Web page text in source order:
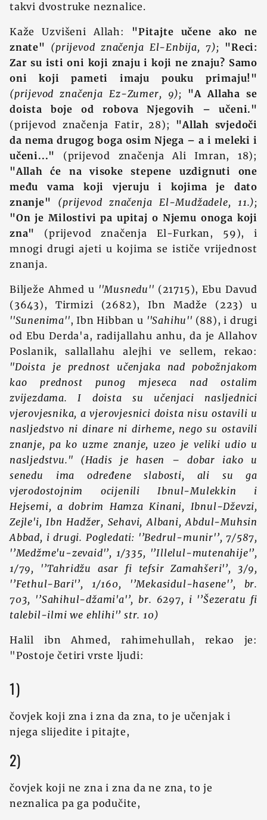
takvi dvostruke neznalice.
Kaže Uzvišeni Allah: "Pitajte učene ako ne
znate" (prijevod značenja El-Enbija, 7); "Reci:
Zar su isti oni koji znaju i koji ne znaju? Samo
oni koji pameti imaju pouku primaju!"
(prijevod značenja Ez-Zumer, 9); "A Allaha se
doista boje od robova Njegovih – učeni."
(prijevod značenja Fatir, 28); "Allah svjedoči
da nema drugog boga osim Njega – a i meleki i
učeni..."
(prijevod značenja Ali Imran, 18);
"Allah će na visoke stepene uzdignuti one
među vama koji vjeruju i kojima je dato
znanje" (prijevod značenja El-Mudžadele, 11.);
"On je Milostivi pa upitaj o Njemu onoga koji
zna"
(prijevod značenja El-Furkan, 59), i
mnogi drugi ajeti u kojima se ističe vrijednost
znanja.
Bilježe Ahmed u ''Musnedu'' (21715), Ebu Davud
(3643), Tirmizi (2682), Ibn Madže (223) u
''Sunenima'', Ibn Hibban u ''Sahihu'' (88), i drugi
od Ebu Derda'a, radijallahu anhu, da je Allahov
Poslanik, sallallahu alejhi ve sellem, rekao:
"Doista je prednost učenjaka nad pobožnjakom
kao prednost punog mjeseca nad ostalim
zvijezdama. I doista su učenjaci nasljednici
vjerovjesnika, a vjerovjesnici doista nisu ostavili u
nasljedstvo ni dinare ni dirheme, nego su ostavili
znanje, pa ko uzme znanje, uzeo je veliki udio u
nasljedstvu."
(Hadis je hasen – dobar iako u
senedu ima određene slabosti, ali su ga
vjerodostojnim ocijenili Ibnul-Mulekkin i
Hejsemi, a dobrim Hamza Kinani, Ibnul-Dževzi,
Zejle'i, Ibn Hadžer, Sehavi, Albani, Abdul-Muhsin
Abbad, i drugi. Pogledati: '’Bedrul-munir'’, 7/587,
'’Medžme'u-zevaid'’, 1/335, '’Illelul-mutenahije'’,
1/79, '’Tahridžu asar fi tefsir Zamahšeri'’, 3/9,
'’Fethul-Bari'’, 1/160, '’Mekasidul-hasene'’, br.
703, '’Sahihul-džami'a'’, br. 6297, i '’Šezeratu fi
talebil-ilmi we ehlihi'’ str. 10)
Halil ibn Ahmed, rahimehullah, rekao je:
"Postoje četiri vrste ljudi:
1)
čovjek koji zna i zna da zna, to je učenjak i
njega slijedite i pitajte,
2)
čovjek koji ne zna i zna da ne zna, to je
neznalica pa ga podučite,